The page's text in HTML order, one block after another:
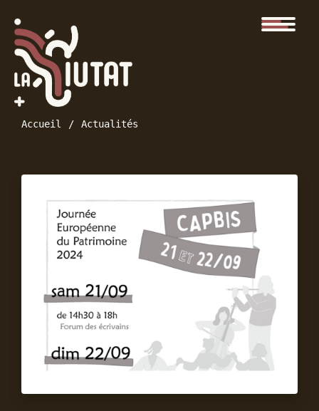
Accueil Actualités